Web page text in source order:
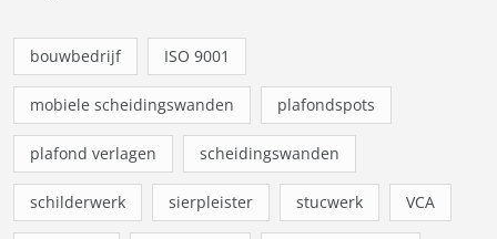
bouwbedrijf ISO 9001
mobiele scheidingswanden plafondspots
plafond verlagen scheidingswanden
schilderwerk sierpleister stucwerk VCA